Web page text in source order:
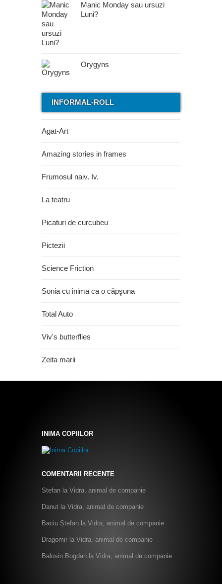
Manic Monday sau ursuzi
Luni?
Orygyns
INFORMAL-ROLL
Agat-Art
Amazing stories in frames
Frumosul naiv. Iv.
La teatru
Picaturi de curcubeu
Pictezii
Science Friction
Sonia cu inima ca o căpşuna
Total Auto
Viv's butterflies
Zeita marii
INIMA COPIILOR
COMENTARII RECENTE
Stefan la Vidra, animal de companie
Danut la Vidra, animal de companie
Baciu Ștefan la Vidra, animal de companie
Dragomir la Vidra, animal de companie
Balosin Bogdan la Vidra, animal de companie